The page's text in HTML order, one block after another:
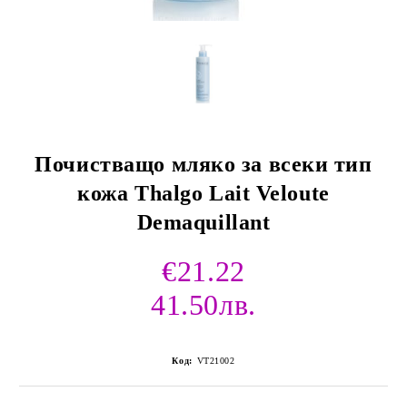
Почистващо мляко за всеки тип
кожа Thalgo Lait Veloute
Demaquillant
€21.22
41.50лв.
Код: VT21002